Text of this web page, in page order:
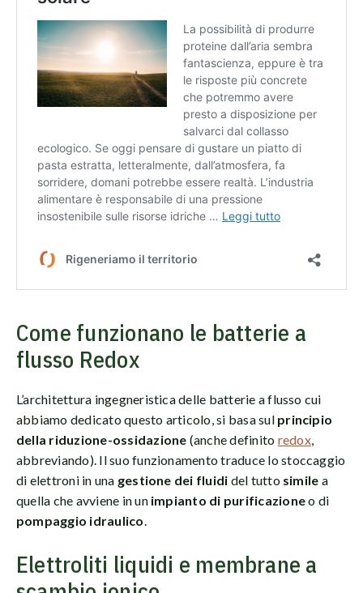
Come funzionano le batterie a
flusso Redox
L’architettura ingegneristica delle batterie a flusso cui
abbiamo dedicato questo articolo, si basa sul principio
della riduzione-ossidazione (anche definito redox,
abbreviando). Il suo funzionamento traduce lo stoccaggio
di elettroni in una gestione dei fluidi del tutto simile a
quella che avviene in unimpianto di purificazioneo di
pompaggio idraulico
Elettroliti liquidi e membrane a